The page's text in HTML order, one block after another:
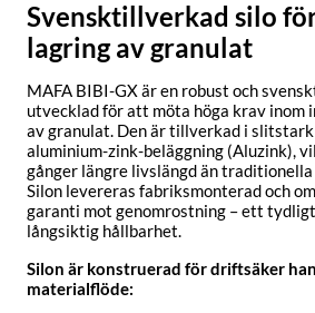
Svensktillverkad silo
lagring av granulat
MAFA BIBI-GX är en robust och
utvecklad för att möta höga krav inom
av granulat. Den är tillverkad i
aluminium-zink-beläggning (Aluzink),
gånger längre livslängd än
Silon levereras fabriksmonterad och
garanti mot genomrostning – ett
långsiktig hållbarhet.
Silon är konstruerad för driftsäker
materialflöde: